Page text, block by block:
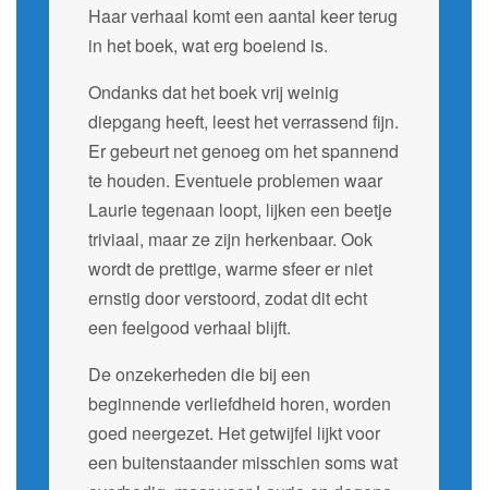
Haar verhaal komt een aantal keer terug
in het boek, wat erg boeiend is.
Ondanks dat het boek vrij weinig
diepgang heeft, leest het verrassend fijn.
Er gebeurt net genoeg om het spannend
te houden. Eventuele problemen waar
Laurie tegenaan loopt, lijken een beetje
triviaal, maar ze zijn herkenbaar. Ook
wordt de prettige, warme sfeer er niet
ernstig door verstoord, zodat dit echt
een feelgood verhaal blijft.
De onzekerheden die bij een
beginnende verliefdheid horen, worden
goed neergezet. Het getwijfel lijkt voor
een buitenstaander misschien soms wat